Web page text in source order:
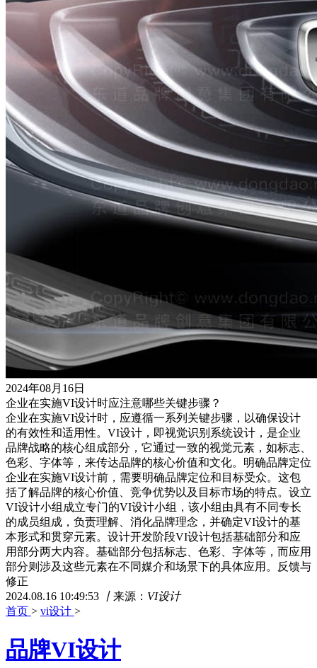
2024年08月16日
企业在实施VI设计时应注意哪些关键步骤？
企业在实施VI设计时，应遵循一系列关键步骤，以确保设计
的有效性和适用性。VI设计，即视觉识别系统设计，是企业
品牌战略的核心组成部分，它通过一致的视觉元素，如标志、
色彩、字体等，来传达品牌的核心价值和文化。明确品牌定位
企业在实施VI设计前，需要明确品牌定位和目标受众。这包
括了解品牌的核心价值、竞争优势以及目标市场的特点。设立
VI设计小组成立专门的VI设计小组，该小组由具有不同专长
的成员组成，负责理解、消化品牌理念，并确定VI设计的基
本形式和贯穿元素。设计开发阶段VI设计包括基础部分和应
用部分两大内容。基础部分包括标志、色彩、字体等，而应用
部分则涉及这些元素在不同媒介和场景下的具体应用。反馈与
修正
2024.08.16 10:49:53
丨 来源： VI设计
首页 > vi设计 >
品牌VI设计